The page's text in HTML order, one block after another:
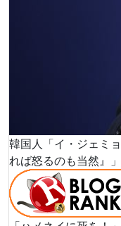
韓国人「イ・ジェミ
れば怒るのも当然』